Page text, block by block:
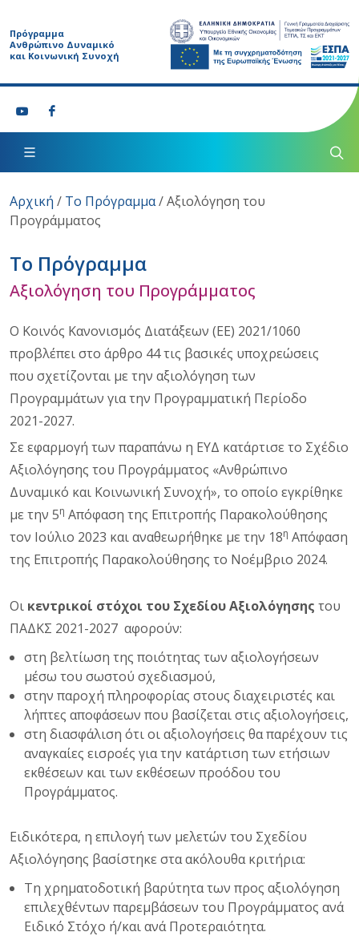
Πρόγραμμα
Ανθρώπινο Δυναμικό
και Κοινωνική Συνοχή
Αρχική / Το Πρόγραμμα/Αξιολόγηση του
Προγράμματος
Το Πρόγραμμα
Αξιολόγηση του Προγράμματος
Ο Κοινός Κανονισμός Διατάξεων (ΕΕ) 2021/1060
προβλέπει στο άρθρο 44 τις βασικές υποχρεώσεις
που σχετίζονται με την αξιολόγηση των
Προγραμμάτων για την Προγραμματική Περίοδο
2021-2027.
Σε εφαρμογή των παραπάνω η ΕΥΔ κατάρτισε το Σχέδιο
Αξιολόγησης του Προγράμματος «Ανθρώπινο
Δυναμικό και Κοινωνική Συνοχή», το οποίο εγκρίθηκε
με την 5η Απόφαση της Επιτροπής Παρακολούθησης
τον Ιούλιο 2023 και αναθεωρήθηκε με την 18η Απόφαση
της Επιτροπής Παρακολούθησης το Νοέμβριο 2024.
Οι κεντρικοί στόχοι του Σχεδίου Αξιολόγησης του
ΠΑΔΚΣ 2021-2027 αφορούν:
στη βελτίωση της ποιότητας των αξιολογήσεων
μέσω του σωστού σχεδιασμού,
στην παροχή πληροφορίας στους διαχειριστές και
λήπτες αποφάσεων που βασίζεται στις αξιολογήσεις,
στη διασφάλιση ότι οι αξιολογήσεις θα παρέχουν τις
αναγκαίες εισροές για την κατάρτιση των ετήσιων
εκθέσεων και των εκθέσεων προόδου του
Προγράμματος.
Ειδικότερα, η επιλογή των μελετών του Σχεδίου
Αξιολόγησης βασίστηκε στα ακόλουθα κριτήρια:
Τη χρηματοδοτική βαρύτητα των προς αξιολόγηση
επιλεχθέντων παρεμβάσεων του Προγράμματος ανά
Ειδικό Στόχο ή/και ανά Προτεραιότητα.